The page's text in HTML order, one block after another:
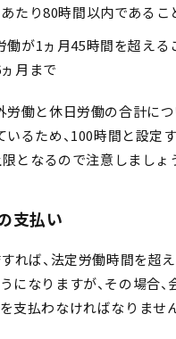
たり80時間以内であるこ
働が1ヵ月45時間を超える
月まで
働と休日労働の合計につ
いるため、100時間と設定
限となるので注意しましょ
支払い
れば、法定労働時間を超
になりますが、その場合
支払わなければなりません